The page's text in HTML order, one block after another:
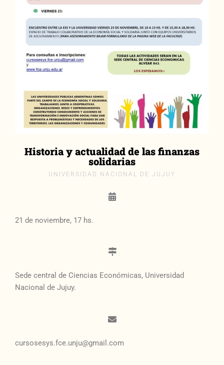
Historia y actualidad de las finanzas
solidarias
UNIVERSIDAD NACIONAL DE JUJUY
21 de noviembre, 17 hs.
Sede central de Ciencias Económicas, Universidad
Nacional de Jujuy.
cursosesys.fce.unju@gmail.com